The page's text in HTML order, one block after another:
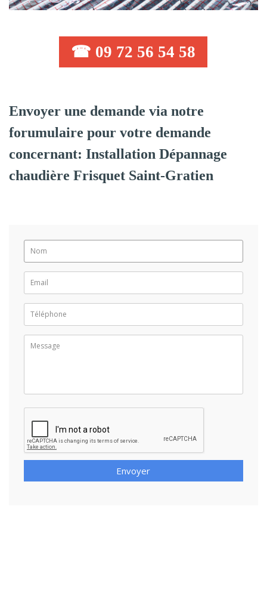
☎ 09 72 56 54 58
Envoyer une demande via notre
forumulaire pour votre demande
concernant: Installation Dépannage
chaudière Frisquet Saint-Gratien
Envoyer